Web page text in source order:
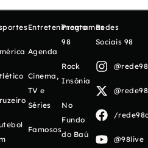
Entretenimento
Agenda
Cinema,
TV e
Séries
Famosos
Programas
98
Rock
Insônia
No
Fundo
do Baú
Redes
Sociais 98
/
@98live